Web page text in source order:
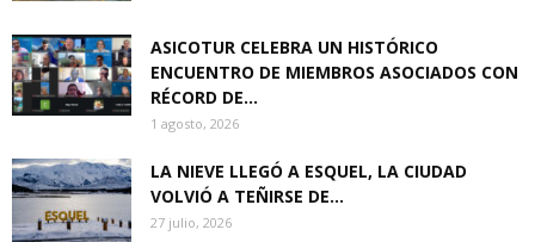
ASICOTUR CELEBRA UN HISTÓRICO
ENCUENTRO DE MIEMBROS ASOCIADOS CON
RÉCORD DE...
1 agosto, 2026
LA NIEVE LLEGÓ A ESQUEL, LA CIUDAD
VOLVIÓ A TEÑIRSE DE...
27 julio, 2026